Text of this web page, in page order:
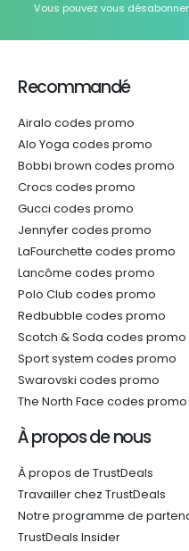
Vous pouvez vous
Recommandé
Airalo codes promo
Alo Yoga codes promo
Bobbi brown codes promo
Crocs codes promo
Gucci codes promo
Jennyfer codes promo
LaFourchette codes promo
Lancôme codes promo
Polo Club codes promo
Redbubble codes promo
Scotch & Soda codes promo
Sport system codes promo
Swarovski codes promo
The North Face codes promo
À propos de nous
À propos de TrustDeals
Travailler chez TrustDeals
Notre programme de
TrustDeals Insider